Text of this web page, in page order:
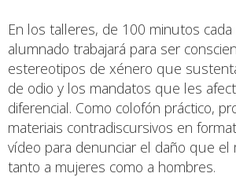
En los talleres, de 100 minutos cada
alumnado trabajará para ser
estereotipos de xénero que
de odio y los mandatos que les
diferencial. Como colofón práctico,
materiais contradiscursivos en
vídeo para denunciar el daño que el
tanto a mujeres como a hombres.